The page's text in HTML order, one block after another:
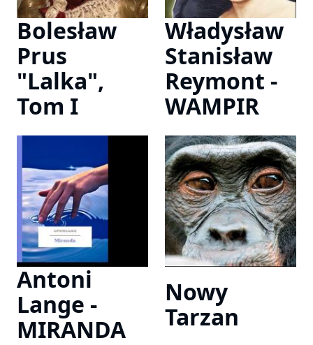
Bolesław
Prus
"Lalka",
Tom I
Władysław
Stanisław
Reymont -
WAMPIR
Antoni
Lange -
MIRANDA
Nowy
Tarzan